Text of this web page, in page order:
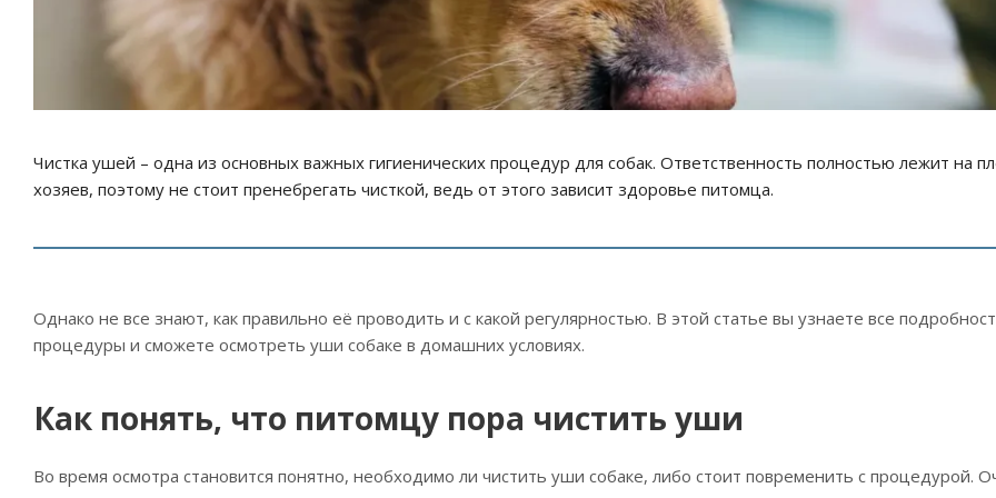
Чистка ушей – одна из основных важных гигиенических процедур для собак. Ответственность полностью лежит на
хозяев, поэтому не стоит пренебрегать чисткой, ведь от этого зависит здоровье питомца.
Однако не все знают, как правильно её проводить и с какой регулярностью. В этой статье вы узнаете все
процедуры и сможете осмотреть уши собаке в домашних условиях.
Как понять, что питомцу пора чистить уши
Во время осмотра становится понятно, необходимо ли чистить уши собаке, либо стоит повременить с процедурой.